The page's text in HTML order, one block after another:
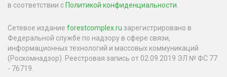
в соответствии с Политикой конфиденциальности.
Сетевое издание forestcomplex.ru зарегистрировано в
Федеральной службе по надзору в сфере связи,
информационных технологий и массовых коммуникаций
(Роскомнадзор). Реестровая запись от 02.09.2019 ЭЛ № ФС 77
- 76719.